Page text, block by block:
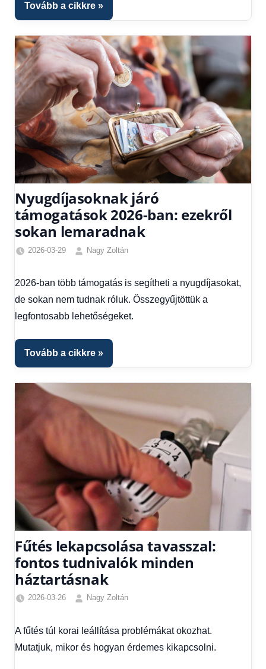
Tovább a cikkre
Nyugdíjasoknak járó
támogatások 2026-ban: ezekről
sokan lemaradnak
2026-03-29
Nagy Zoltán
Gazdaság
Hírek,
fórum
2026-ban több támogatás is segítheti a nyugdíjasokat,
de sokan nem tudnak róluk. Összegyűjtöttük a
legfontosabb lehetőségeket.
Tovább a cikkre
Fűtés lekapcsolása tavasszal:
fontos tudnivalók minden
háztartásnak
2026-03-26
Nagy Zoltán
Gazdaság,
Hírek,
A fűtés túl korai leállítása problémákat okozhat.
Mutatjuk, mikor és hogyan érdemes kikapcsolni.